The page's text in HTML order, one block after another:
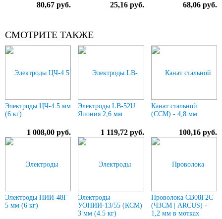
80,67 руб. 25,16 руб. 68,06 руб.
СМОТРИТЕ ТАКЖЕ
Электроды ЦЧ-4 5 мм
(6 кг)
1 008,00 руб.
Электроды LB-52U
Япония 2,6 мм
1 119,72 руб.
Канат стальной
(ССМ) - 4,8 мм
100,16 руб.
Электроды НИИ-48Г
5 мм (6 кг)
Электроды
УОНИИ-13/55 (КСМ)
3 мм (4.5 кг)
Проволока СВ08Г2С
(ЧЗСМ | ARCUS) -
1,2 мм в мотках